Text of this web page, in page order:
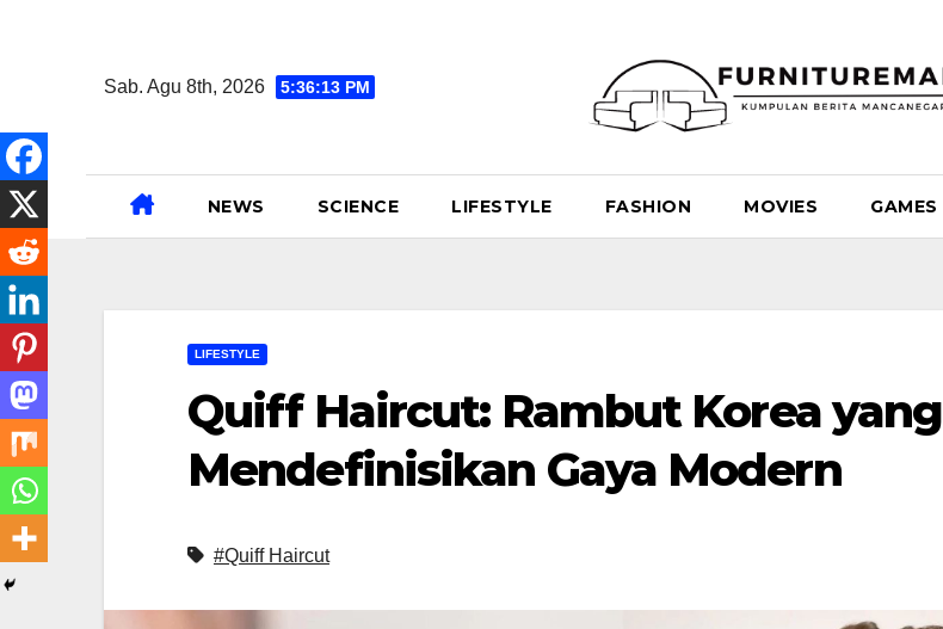
Sab. Agu 8th, 2026 5:36:14 PM
NEWS SCIENCE LIFESTYLE FASHION MOVIES GAMES
LIFESTYLE
Quiff Haircut: Rambut Korea yang
Mendefinisikan Gaya Modern
#Quiff Haircut